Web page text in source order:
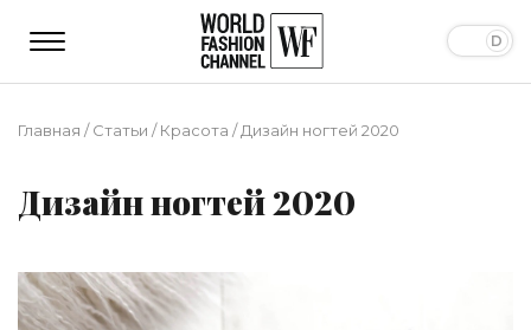
Главная /Статьи /Красота /Дизайн ногтей 2020
Дизайн ногтей 2020